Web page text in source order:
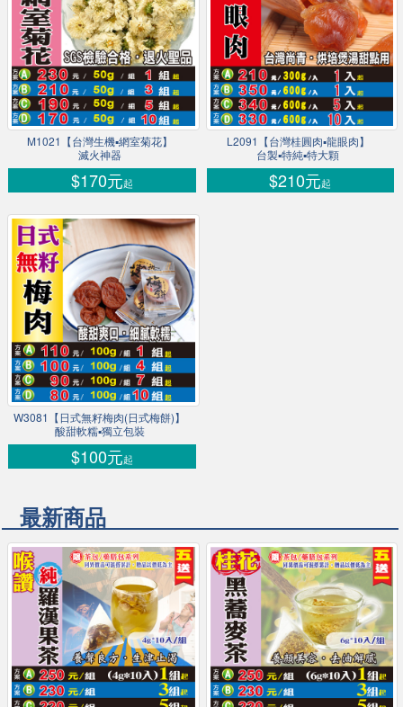
M1021【台灣生機▪網室菊花】
滅火神器
$170元起
L2091【台灣桂圓肉▪龍眼肉】
台製▪特純▪特大顆
$210元起
W3081【日式無籽梅肉(日式梅餅)】
酸甜軟糯▪獨立包裝
$100元起
最新商品